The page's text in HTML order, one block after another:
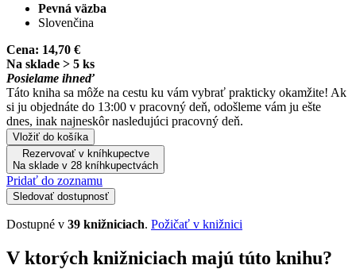
Pevná väzba
Slovenčina
Cena: 14,70 €
Na sklade > 5 ks
Posielame ihneď
Táto kniha sa môže na cestu ku vám vybrať prakticky okamžite! Ak
si ju objednáte do 13:00 v pracovný deň, odošleme vám ju ešte
dnes, inak najneskôr nasledujúci pracovný deň.
Vložiť do košíka
Rezervovať v kníhkupectve
Na sklade v 28 kníhkupectvách
Pridať do zoznamu
Sledovať dostupnosť
Dostupné v 39 knižniciach. Požičať v knižnici
V ktorých knižniciach majú túto knihu?